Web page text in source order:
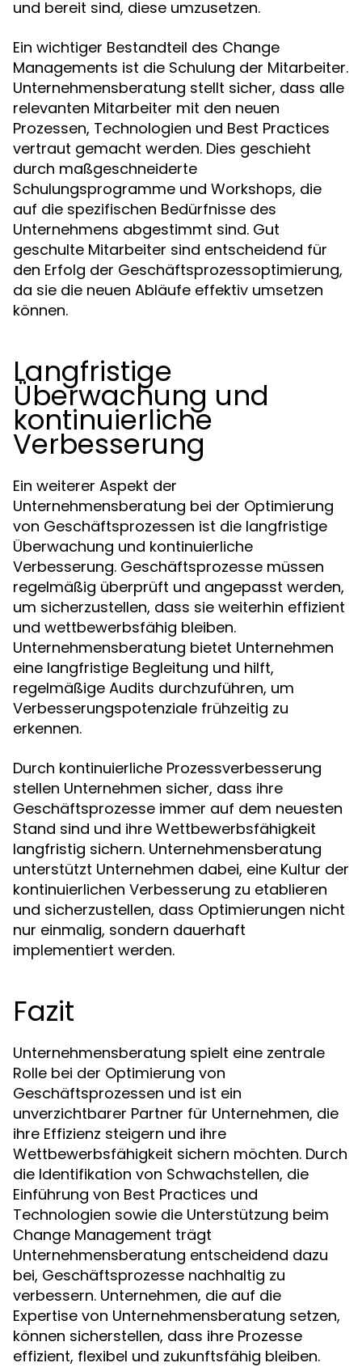
und bereit sind, diese umzusetzen.
Ein wichtiger Bestandteil des Change
Managements ist die Schulung der Mitarbeiter.
Unternehmensberatung stellt sicher, dass alle
relevanten Mitarbeiter mit den neuen
Prozessen, Technologien und Best Practices
vertraut gemacht werden. Dies geschieht
durch maßgeschneiderte
Schulungsprogramme und Workshops, die
auf die spezifischen Bedürfnisse des
Unternehmens abgestimmt sind. Gut
geschulte Mitarbeiter sind entscheidend für
den Erfolg der Geschäftsprozessoptimierung,
da sie die neuen Abläufe effektiv umsetzen
können.
Langfristige
Überwachung und
kontinuierliche
Verbesserung
Ein weiterer Aspekt der
Unternehmensberatung bei der Optimierung
von Geschäftsprozessen ist die langfristige
Überwachung und kontinuierliche
Verbesserung. Geschäftsprozesse müssen
regelmäßig überprüft und angepasst werden,
um sicherzustellen, dass sie weiterhin effizient
und wettbewerbsfähig bleiben.
Unternehmensberatung bietet Unternehmen
eine langfristige Begleitung und hilft,
regelmäßige Audits durchzuführen, um
Verbesserungspotenziale frühzeitig zu
erkennen.
Durch kontinuierliche Prozessverbesserung
stellen Unternehmen sicher, dass ihre
Geschäftsprozesse immer auf dem neuesten
Stand sind und ihre Wettbewerbsfähigkeit
langfristig sichern. Unternehmensberatung
unterstützt Unternehmen dabei, eine Kultur der
kontinuierlichen Verbesserung zu etablieren
und sicherzustellen, dass Optimierungen nicht
nur einmalig, sondern dauerhaft
implementiert werden.
Fazit
Unternehmensberatung spielt eine zentrale
Rolle bei der Optimierung von
Geschäftsprozessen und ist ein
unverzichtbarer Partner für Unternehmen, die
ihre Effizienz steigern und ihre
Wettbewerbsfähigkeit sichern möchten. Durch
die Identifikation von Schwachstellen, die
Einführung von Best Practices und
Technologien sowie die Unterstützung beim
Change Management trägt
Unternehmensberatung entscheidend dazu
bei, Geschäftsprozesse nachhaltig zu
verbessern. Unternehmen, die auf die
Expertise von Unternehmensberatung setzen,
können sicherstellen, dass ihre Prozesse
effizient, flexibel und zukunftsfähig bleiben.